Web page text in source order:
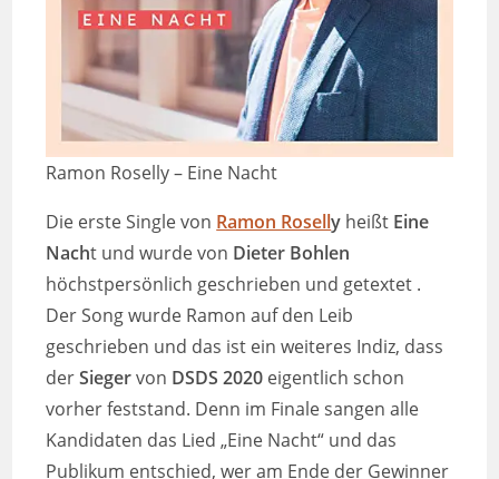
Ramon Roselly – Eine Nacht
Die erste Single von Ramon Roselly heißt Eine
Nacht und wurde von Dieter Bohlen
höchstpersönlich geschrieben und getextet .
Der Song wurde Ramon auf den Leib
geschrieben und das ist ein weiteres Indiz, dass
derSiegervon DSDS 2020 eigentlich schon
vorher feststand. Denn im Finale sangen alle
Kandidaten das Lied „Eine Nacht“ und das
Publikum entschied, wer am Ende der Gewinner